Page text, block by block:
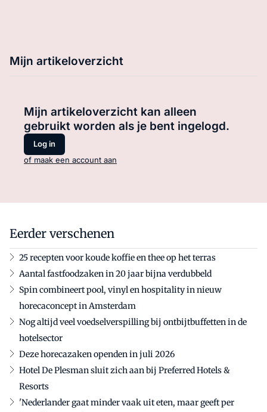
Mijn artikeloverzicht
Mijn artikeloverzicht kan alleen
gebruikt worden als je bent ingelogd.
Log in
of maak een account aan
Eerder verschenen
25 recepten voor koude koffie en thee op het terras
Aantal fastfoodzaken in 20 jaar bijna verdubbeld
Spin combineert pool, vinyl en hospitality in nieuw
horecaconcept in Amsterdam
Nog altijd veel voedselverspilling bij ontbijtbuffetten in de
hotelsector
Deze horecazaken openden in juli 2026
Hotel De Plesman sluit zich aan bij Preferred Hotels &
Resorts
'Nederlander gaat minder vaak uit eten, maar geeft per